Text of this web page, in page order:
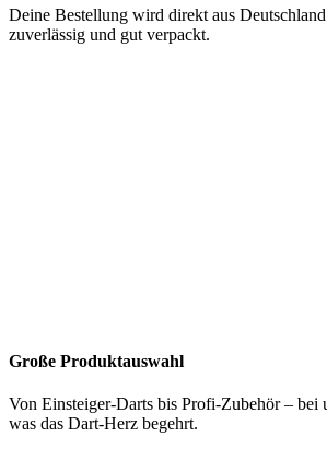
Deine Bestellung wird direkt aus
zuverlässig und gut verpackt.
Große Produktauswahl
Von Einsteiger-Darts bis Profi-Zubehör – bei
was das Dart-Herz begehrt.